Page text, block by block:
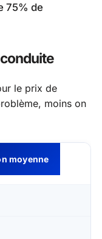
75% de
le prix de
moins on
moyenne